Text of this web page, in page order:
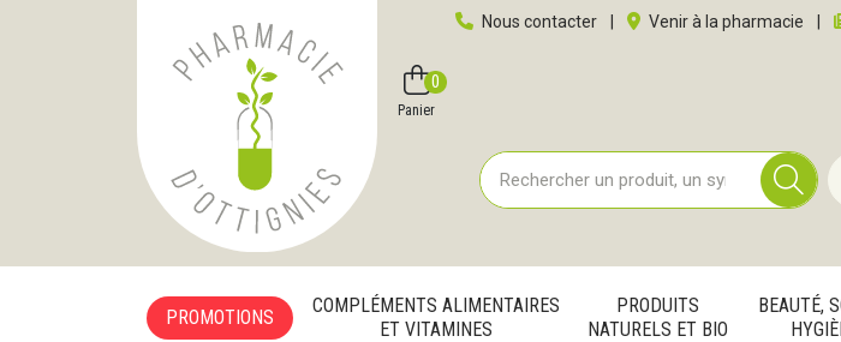
Pharmacie d'Ottignies Votre pharmacie en ligne à votre service
Nous contacter Venir à la pharmacie
Favoris Panier
0
PROMOTIONS
COMPLÉMENTS ALIMENTAIRES
ET VITAMINES
PRODUITS
NATURELS ET BIO
BEAUTÉ,